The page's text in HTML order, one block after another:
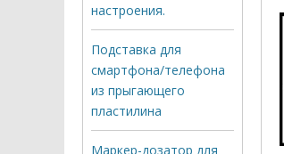
настроения.
Подставка для
смартфона/телефона
из прыгающего
пластилина
Маркер-дозатор для